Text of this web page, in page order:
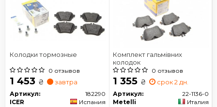
Колодки тормозные
0 отзывов
1 453 ₴ завтра
Артикул:
182290
ICER
Испания
Комплект гальмівних
колодок
0 отзывов
1 355 ₴ срок 2 дн.
Артикул:
22-1136-0
Metelli
Италия